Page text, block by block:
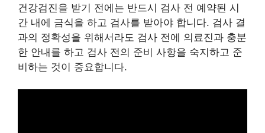
건강검진을 받기 전에는 반드시 검사 전 예약된 시
간 내에 금식을 하고 검사를 받아야 합니다. 검사 결
과의 정확성을 위해서라도 검사 전에 의료진과 충분
한 안내를 하고 검사 전의 준비 사항을 숙지하고 준
비하는 것이 중요합니다.